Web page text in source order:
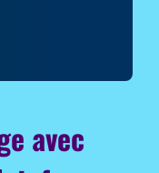
avec